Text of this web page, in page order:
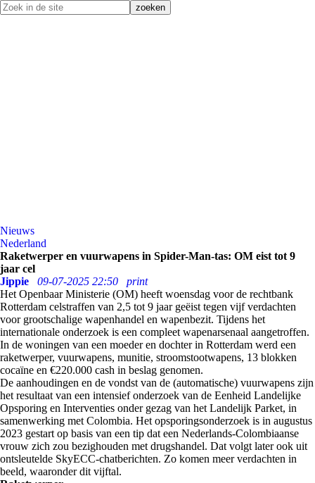
Nieuws
Nederland
Raketwerper en vuurwapens in Spider-Man-tas: OM eist tot 9
jaar cel
Jippie
09-07-2025 22:50
print
Het Openbaar Ministerie (OM) heeft woensdag voor de rechtbank
Rotterdam celstraffen van 2,5 tot 9 jaar geëist tegen vijf verdachten
voor grootschalige wapenhandel en wapenbezit. Tijdens het
internationale onderzoek is een compleet wapenarsenaal aangetroffen.
In de woningen van een moeder en dochter in Rotterdam werd een
raketwerper, vuurwapens, munitie, stroomstootwapens, 13 blokken
cocaïne en €220.000 cash in beslag genomen.
De aanhoudingen en de vondst van de (automatische) vuurwapens zijn
het resultaat van een intensief onderzoek van de Eenheid Landelijke
Opsporing en Interventies onder gezag van het Landelijk Parket, in
samenwerking met Colombia. Het opsporingsonderzoek is in augustus
2023 gestart op basis van een tip dat een Nederlands-Colombiaanse
vrouw zich zou bezighouden met drugshandel. Dat volgt later ook uit
ontsleutelde SkyECC-chatberichten. Zo komen meer verdachten in
beeld, waaronder dit vijftal.